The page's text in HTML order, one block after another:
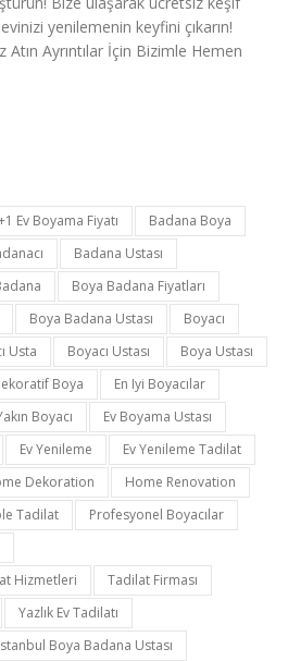
yenilemenin keyfini çıkarın!
Ayrıntılar İçin Bizimle Hemen
Ev Boyama Fiyatı
Badana Boya
Badana Ustası
Boya Badana Fiyatları
Boya Badana Ustası
Boyacı
Usta Boyacı Ustası
Boya Ustası
Boya
En Iyi Boyacılar
Boyacı
Ev Boyama Ustası
Ev Yenileme
Ev Yenileme Tadilat
Dekoration
Home Renovation
Tadilat
Profesyonel Boyacılar
Hizmetleri
Tadilat Firması
Yazlık Ev Tadilatı
Boya Badana Ustası